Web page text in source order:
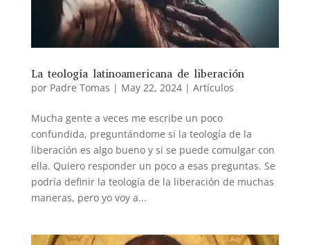
La teología latinoamericana de liberación
por Padre Tomas | May 22, 2024| Artículos
Mucha gente a veces me escribe un poco
confundida, preguntándome si la teología de la
liberación es algo bueno y si se puede comulgar con
ella. Quiero responder un poco a esas preguntas. Se
podría definir la teología de la liberación de muchas
maneras, pero yo voy a...